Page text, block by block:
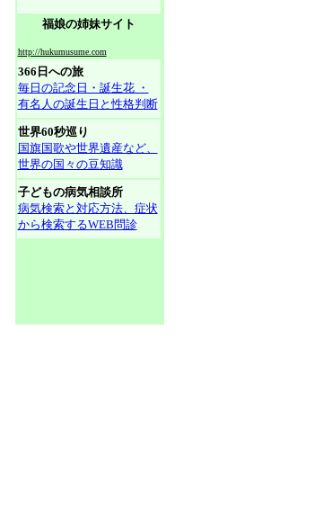
福娘の姉妹サイト
http://hukumusume.com
366日への旅
毎日の記念日・誕生花 ・
有名人の誕生日と性格判断
世界60秒巡り
国旗国歌や世界遺産など、
世界の国々の豆知識
子どもの病気相談所
病気検索と対応方法、症状
から検索するWEB問診